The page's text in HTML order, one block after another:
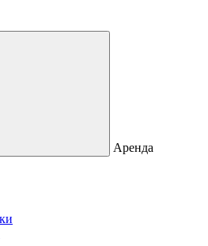
Аренда